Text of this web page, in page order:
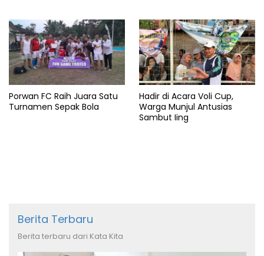
Porwan FC Raih Juara Satu
Turnamen Sepak Bola
Hadir di Acara Voli Cup,
Warga Munjul Antusias
Sambut Iing
Berita Terbaru
Berita terbaru dari Kata Kita